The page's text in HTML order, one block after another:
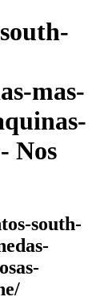
mas-
Nos
south-